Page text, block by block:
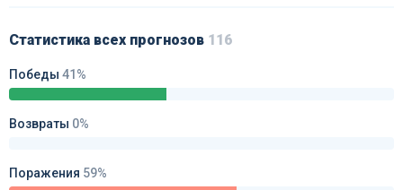
Статистика всех прогнозов 116
Победы 41%
Возвраты 0%
Поражения 59%